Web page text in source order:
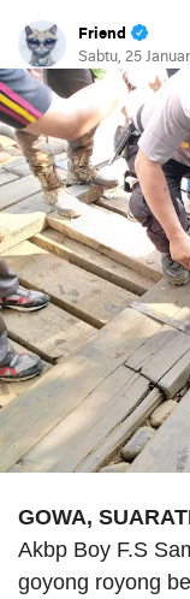
Friend
Sabtu, 25
GOWA,
Akbp Boy F.S
goyong royong